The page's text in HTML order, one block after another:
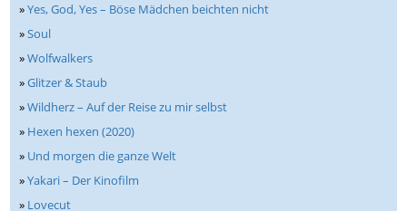
»Yes, God, Yes – Böse Mädchen beichten nicht
»Soul
»Wolfwalkers
»Glitzer & Staub
»Wildherz – Auf der Reise zu mir selbst
» Hexen hexen (2020)
» Und morgen die ganze Welt
»Yakari – Der Kinofilm
» Lovecut